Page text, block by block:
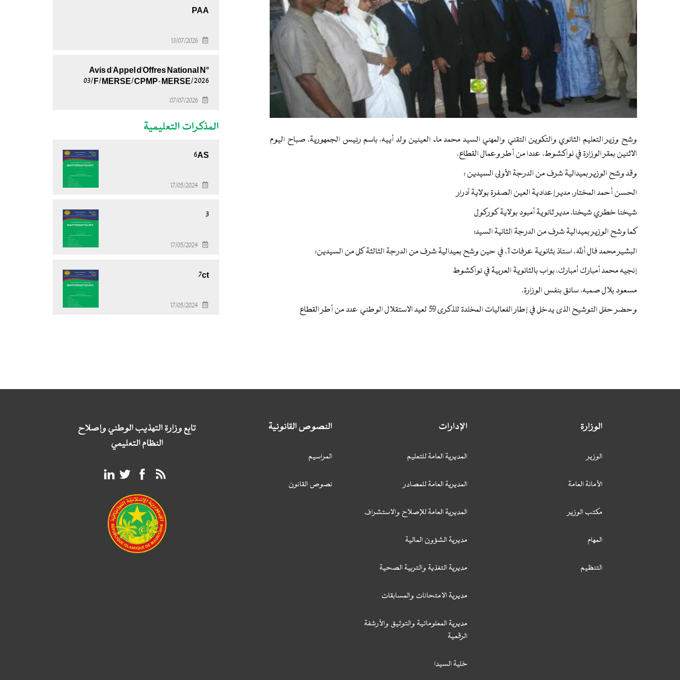
PAA
13/07/2026
Avis d'Appel d'Offres National N°
03/F/MERSE/CPMP-MERSE/2026
07/07/2026
المذكرات التعليمية
6AS
17/05/2024
3
17/05/2024
7ct
17/05/2024
وشح وزير التعليم الثانوي والتكوين التقني والمهني السيد محمد ماء العينين ولد أييه، باسم رئيس الجمهورية، صباح اليوم
الاثنين بمقر الوزارة في نواكشوط، عددا من أطر وعمال القطاع.
وقد وشح الوزير بميدالية شرف من الدرجة الأولى السيدين :
الحسن أحمد المختار، مدير إعدادية العين الصفرة بولاية آدرار
شيخنا خطري شيخنا، مدير ثانوية أمبود بولاية كوركول
كما وشح الوزير بميدالية شرف من الدرجة الثانية السيد:
البشير محمد فال ألله، استاذ بثانوية عرفات 1، في حين وشح بميدالية شرف من الدرجة الثالثة كل من السيدين:
إنجيه محمد أمبارك أمبارك، بواب بالثانوية العربية في نواكشوط
مسعود بلال صمبه، سائق بنفس الوزارة.
وحضر حفل التوشيح الذى يدخل في إطار الفعاليات المخلدة للذكرى 59 لعيد الاستقلال الوطني عدد من أطر القطاع
تابع وزارة التهذيب الوطني وإصلاح
النظام التعليمي
النصوص القانونية
المراسيم
نصوص القانون
الإدارات
المديرية العامة للتعليم
المديرية العامة للمصادر
المديرية العامة للإصلاح والاستشراف
مديرية الشؤون المالية
مديرية التغذية والتربية الصحية
مديرية الامتحانات والمسابقات
مديرية المعلوماتية والتوثيق والأرشفة
الرقمية
خلية السيدا
الوزارة
الوزير
الأمانة العامة
مكتب الوزير
المهام
التنظيم